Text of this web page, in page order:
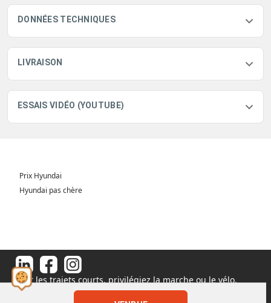
DONNÉES TECHNIQUES
LIVRAISON
ESSAIS VIDÉO (YOUTUBE)
Prix Hyundai
Hyundai pas chère
Pour les trajets courts, privilégiez la marche ou le vélo.
#SeDéplacerMoinsPolluer